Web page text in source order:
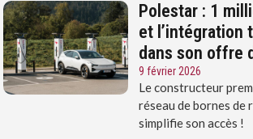
Polestar : 1
et l’intégration
dans son offre
9 février 2026
Le constructeur
réseau de bornes
simplifie son accès !